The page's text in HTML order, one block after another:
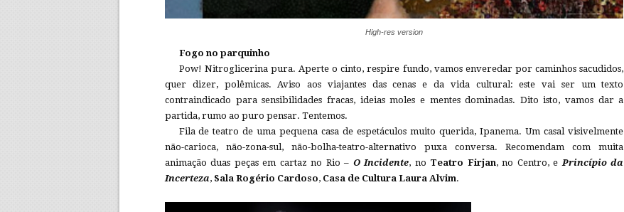
High-res version
Fogo no parquinho
Pow! Nitroglicerina pura. Aperte o cinto, respire fundo, vamos enveredar por caminhos sacudidos,
quer dizer, polêmicas. Aviso aos viajantes das cenas e da vida cultural: este vai ser um texto
contraindicado para sensibilidades fracas, ideias moles e mentes dominadas. Dito isto, vamos dar a
partida, rumo ao puro pensar. Tentemos.
Fila de teatro de uma pequena casa de espetáculos muito querida, Ipanema. Um casal visivelmente
não-carioca, não-zona-sul, não-bolha-teatro-alternativo puxa conversa. Recomendam com muita
animação duas peças em cartaz no Rio – O Incidente, no Teatro Firjan, no Centro, ePrincípio da
Incerteza, Sala Rogério Cardoso, Casa de Cultura Laura Alvim.